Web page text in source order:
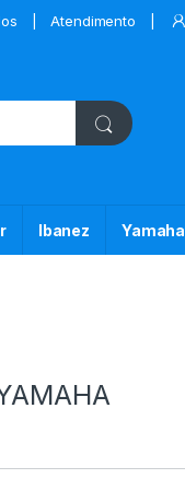
Atendimento
Ibanez Yamaha